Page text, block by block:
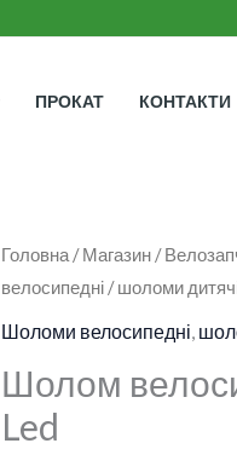
ПРОКАТ КОНТАКТИ
Головна /Магазин /
велосипедні /шоломи
Шоломи велосипедні
Шолом
Led
Шолом
велосипедний
ABUS
3.0
Led